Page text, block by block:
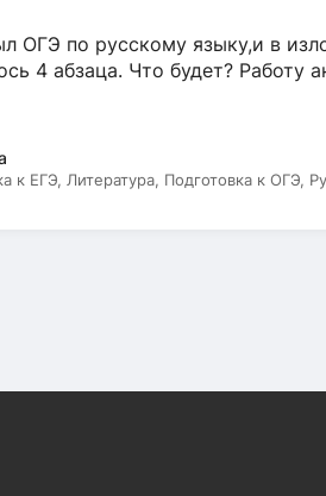
ОГЭ по русскому языку,и в
4 абзаца. Что будет? Работу
к ЕГЭ, Литература, Подготовка к ОГЭ,